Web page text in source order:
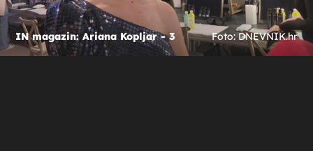
IN magazin: Ariana Kopljar - 3 Foto: DNEVNIK.hr